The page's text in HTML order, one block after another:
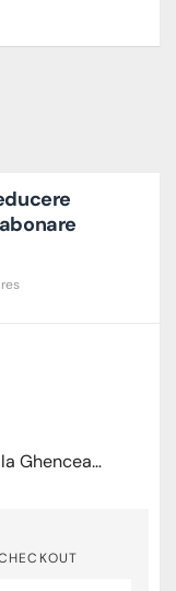
Obtine un cod de reducere Mobila Ghencea la abonare newsletter